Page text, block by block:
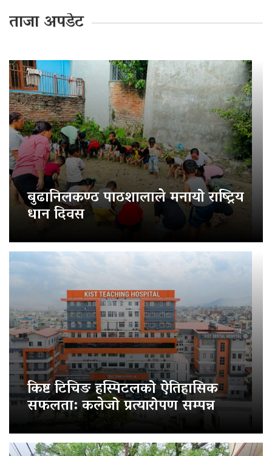
ताजा अपडेट
बुढानिलकण्ठ पाठशालाले मनायो राष्ट्रिय
धान दिवस
किष्ट टिचिङ हस्पिटलको ऐतिहासिक
सफलता: कलेजो प्रत्यारोपण सम्पन्न